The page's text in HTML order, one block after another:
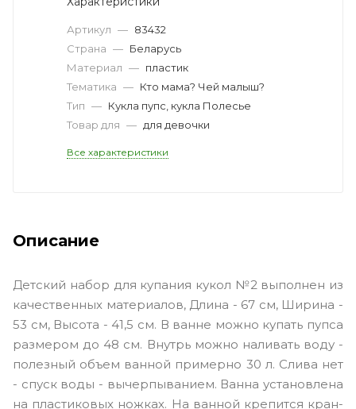
Артикул — 83432
Страна — Беларусь
Материал — пластик
Тематика — Кто мама? Чей малыш?
Тип — Кукла пупс, кукла Полесье
Товар для — для девочки
Все характеристики
Описание
Детский набор для купания кукол №2 выполнен из
качественных материалов, Длина - 67 см, Ширина -
53 см, Высота - 41,5 см. В ванне можно купать пупса
размером до 48 см. Внутрь можно наливать воду -
полезный объем ванной примерно 30 л. Слива нет
- спуск воды - вычерпыванием. Ванна установлена
на пластиковых ножках. На ванной крепится кран-